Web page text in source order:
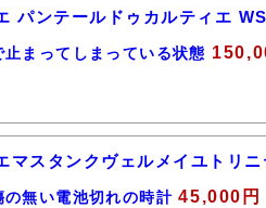
パンテールドゥカルティエ
止まってしまっている状態
マスタンクヴェルメイユトリ
の無い電池切れの時計 45,000円